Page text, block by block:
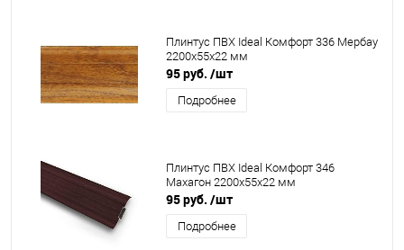
Плинтус ПВХ Ideal Комфорт 336 Мербау
2200x55x22 мм
95 руб. /шт
Подробнее
Плинтус ПВХ Ideal Комфорт 346
Махагон 2200x55x22 мм
95 руб. /шт
Подробнее